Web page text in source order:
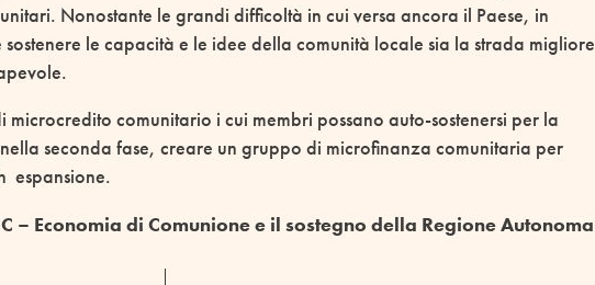
Nonostante le grandi difficoltà in cui versa ancora il Paese, in
le capacità e le idee della comunità locale sia la strada migliore
comunitario i cui membri possano auto-sostenersi per la
seconda fase, creare un gruppo di microfinanza comunitaria per
espansione.
– Economia di Comunione e il sostegno della Regione Autonoma